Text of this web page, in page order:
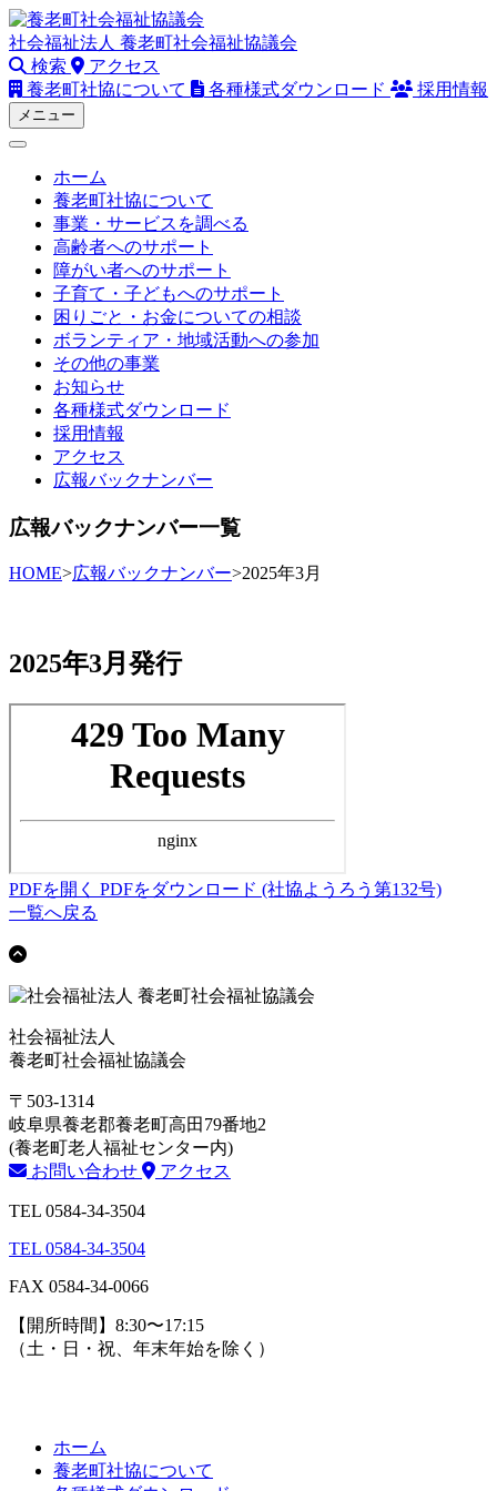
Skip
to
content
社会福祉法人 養老町社会福祉協議会
検索
アクセス
養老町社協について
各種様式ダウンロード 採用情報
メニュー
ホーム
養老町社協について
事業・サービスを調べる
高齢者へのサポート
障がい者へのサポート
子育て・子どもへのサポート
困りごと・お金についての相談
ボランティア・地域活動への参加
その他の事業
お知らせ
各種様式ダウンロード
採用情報
アクセス
広報バックナンバー
広報バックナンバー一覧
HOME>広報バックナンバー>2025年3月
2025年3月発行
PDFを開く PDFをダウンロード (社協ようろう第132号)
一覧へ戻る
社会福祉法人
養老町社会福祉協議会
〒503-1314
岐阜県養老郡養老町高田79番地2
(養老町老人福祉センター内)
お問い合わせ
アクセス
TEL 0584-34-3504
TEL 0584-34-3504
FAX 0584-34-0066
【開所時間】8:30〜17:15
（土・日・祝、年末年始を除く）
ホーム
養老町社協について